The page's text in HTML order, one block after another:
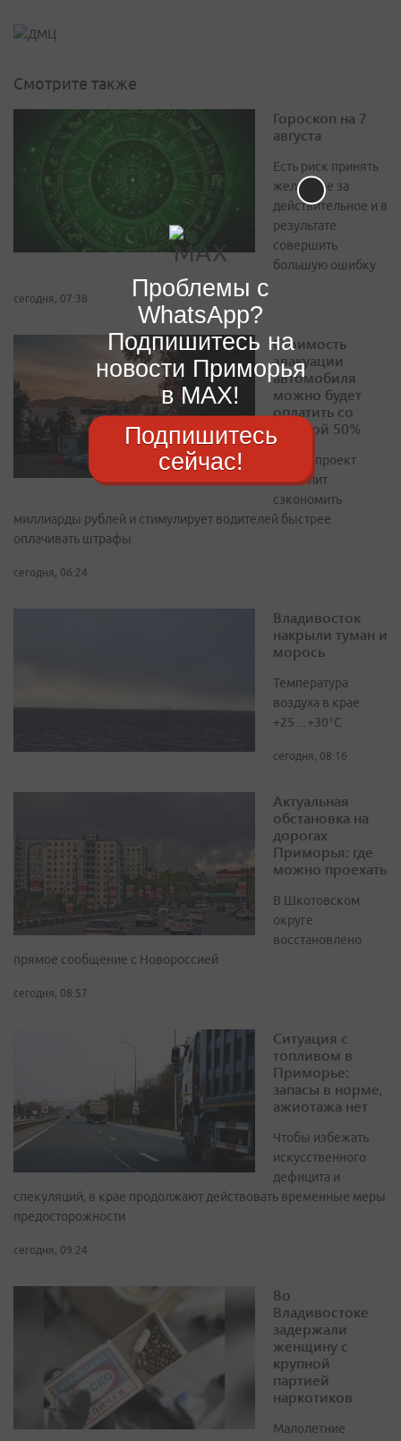
Смотрите также
Гороскоп на 7
августа
Есть риск принять
желаемое за
действительное и в
результате
совершить
большую ошибку
сегодня, 07:38
Стоимость
эвакуации
автомобиля
можно будет
оплатить со
скидкой 50%
Законопроект
позволит
сэкономить
миллиарды рублей и стимулирует водителей быстрее
оплачивать штрафы
сегодня, 06:24
Владивосток
накрыли туман и
морось
Температура
воздуха в крае
+25…+30°C
сегодня, 08:16
Актуальная
обстановка на
дорогах
Приморья: где
можно проехать
В Шкотовском
округе
восстановлено
прямое сообщение с Новороссией
сегодня, 08:57
Ситуация с
топливом в
Приморье:
запасы в норме,
ажиотажа нет
Чтобы избежать
искусственного
дефицита и
спекуляций, в крае продолжают действовать временные меры
предосторожности
сегодня, 09:24
Во
Владивостоке
задержали
женщину с
крупной
партией
наркотиков
Малолетние
Проблемы с
WhatsApp?
Подпишитесь на
новости Приморья
в MAX!
Подпишитесь
сейчас!